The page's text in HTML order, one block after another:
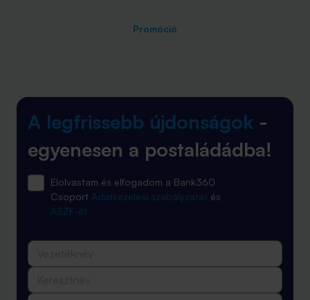
Promóció
A legfrissebb újdonságok -
egyenesen a postaládádba!
Elolvastam és elfogadom a Bank360
Csoport Adatkezelési szabályzatát és
ÁSZF-ét